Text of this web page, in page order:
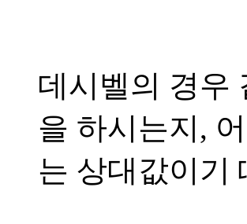
데시벨의 경우
을 하시는지,
는 상대값이기